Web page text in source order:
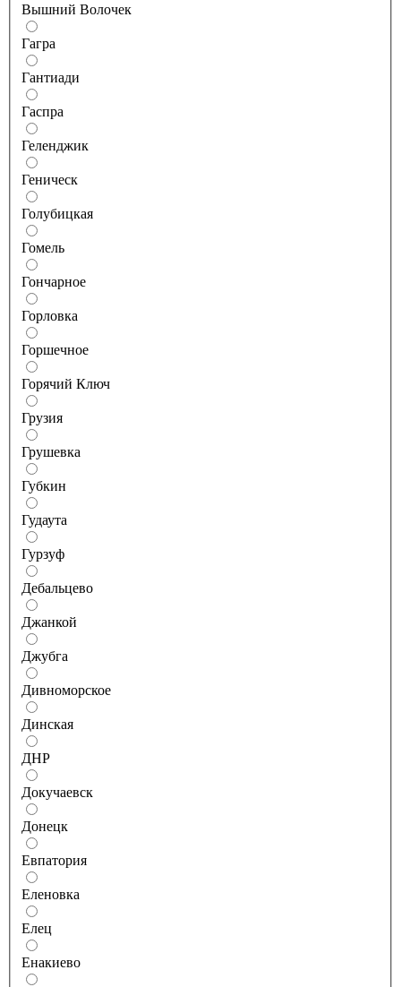
Вышний Волочек
Гагра
Гантиади
Гаспра
Геленджик
Геническ
Голубицкая
Гомель
Гончарное
Горловка
Горшечное
Горячий Ключ
Грузия
Грушевка
Губкин
Гудаута
Гурзуф
Дебальцево
Джанкой
Джубга
Дивноморское
Динская
ДНР
Докучаевск
Донецк
Евпатория
Еленовка
Елец
Енакиево